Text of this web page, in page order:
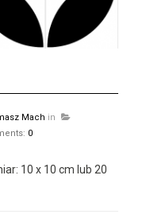
Mach in
0
10 x 10 cm lub 20